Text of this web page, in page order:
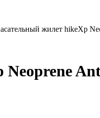
жилет hikeXp